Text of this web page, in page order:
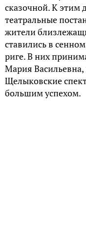
Актеры Малого
пристройках
деревнях. С 1928
становится Домом